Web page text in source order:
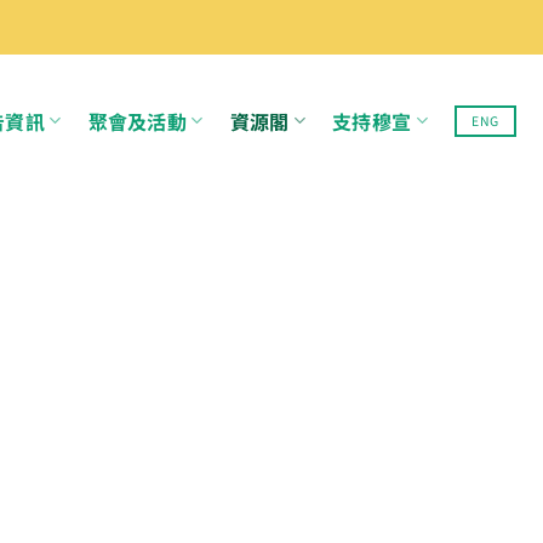
訊 聚會及活動 資源閣 支持穆宣 ENG